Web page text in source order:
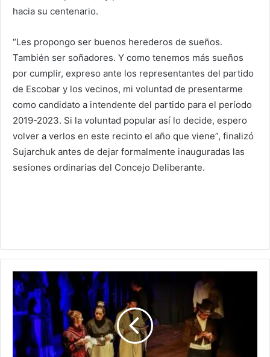
hacia su centenario.
“Les propongo ser buenos herederos de sueños.
También ser soñadores. Y como tenemos más sueños
por cumplir, expreso ante los representantes del partido
de Escobar y los vecinos, mi voluntad de presentarme
como candidato a intendente del partido para el período
2019-2023. Si la voluntad popular así lo decide, espero
volver a verlos en este recinto el año que viene”, finalizó
Sujarchuk antes de dejar formalmente inauguradas las
sesiones ordinarias del Concejo Deliberante.